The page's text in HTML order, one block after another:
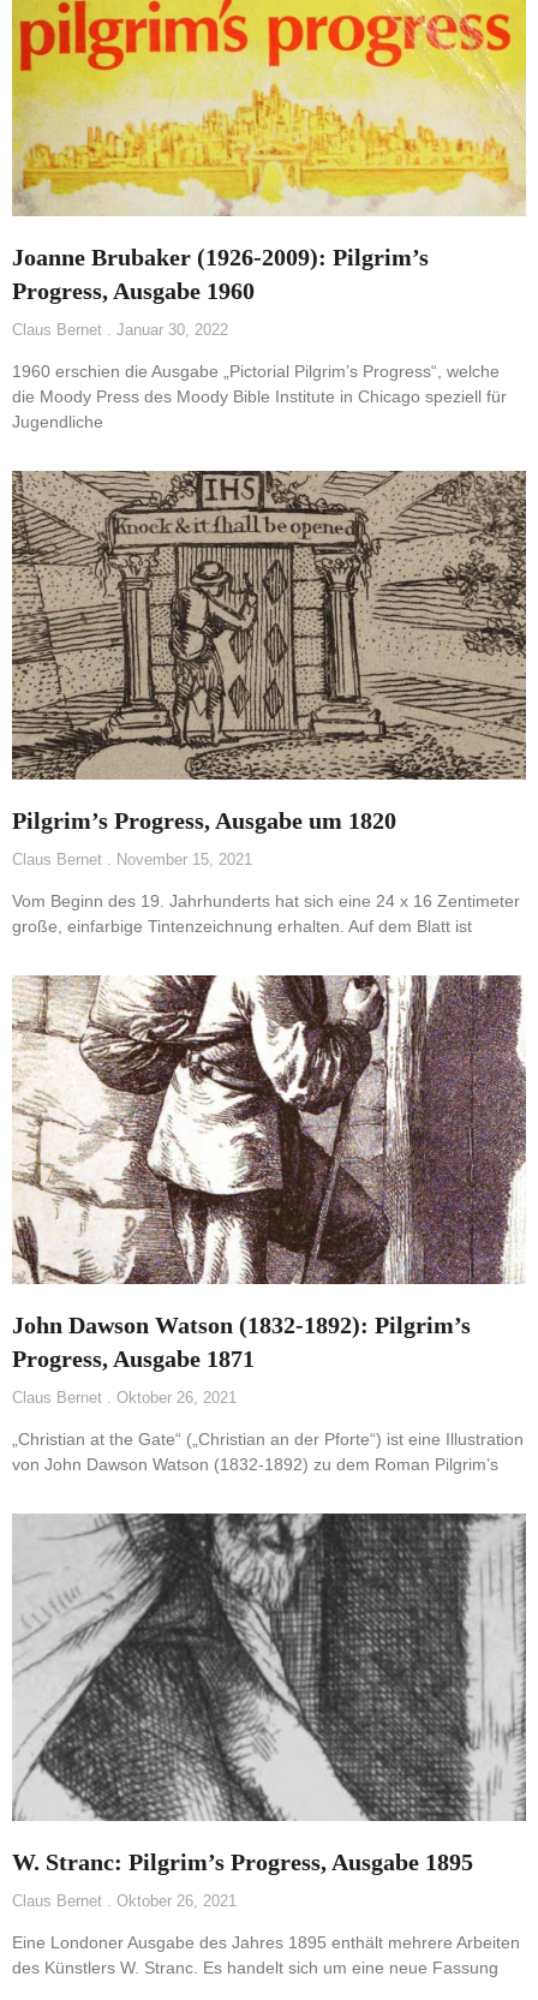
Joanne Brubaker (1926-2009): Pilgrim’s
Progress, Ausgabe 1960
Claus Bernet Januar 30, 2022
1960 erschien die Ausgabe „Pictorial Pilgrim’s Progress“, welche
die Moody Press des Moody Bible Institute in Chicago speziell für
Jugendliche
Pilgrim’s Progress, Ausgabe um 1820
Claus Bernet November 15, 2021
Vom Beginn des 19. Jahrhunderts hat sich eine 24 x 16 Zentimeter
große, einfarbige Tintenzeichnung erhalten. Auf dem Blatt ist
John Dawson Watson (1832-1892): Pilgrim’s
Progress, Ausgabe 1871
Claus Bernet Oktober 26, 2021
„Christian at the Gate“ („Christian an der Pforte“) ist eine Illustration
von John Dawson Watson (1832-1892) zu dem Roman Pilgrim’s
W. Stranc: Pilgrim’s Progress, Ausgabe 1895
Claus Bernet Oktober 26, 2021
Eine Londoner Ausgabe des Jahres 1895 enthält mehrere Arbeiten
des Künstlers W. Stranc. Es handelt sich um eine neue Fassung